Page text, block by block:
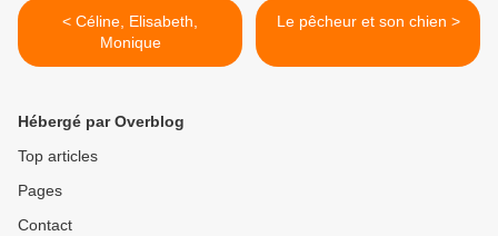
< Céline, Elisabeth,
Monique
Le pêcheur et son chien >
Hébergé par Overblog
Top articles
Pages
Contact